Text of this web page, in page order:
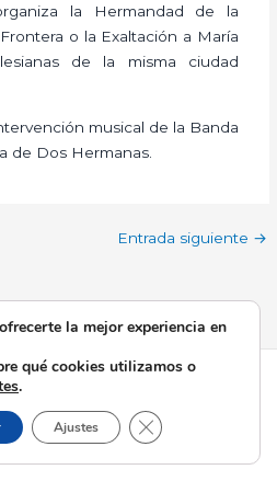
la Hermandad de la
o la Exaltación a María
de la misma ciudad
musical de la Banda
de Dos Hermanas.
Entrada siguiente →
Esperanza de Triana | Funciona
Astra para WordPress
la mejor experiencia en
qué cookies utilizamos o
.
Ajustes Cerrar el banner